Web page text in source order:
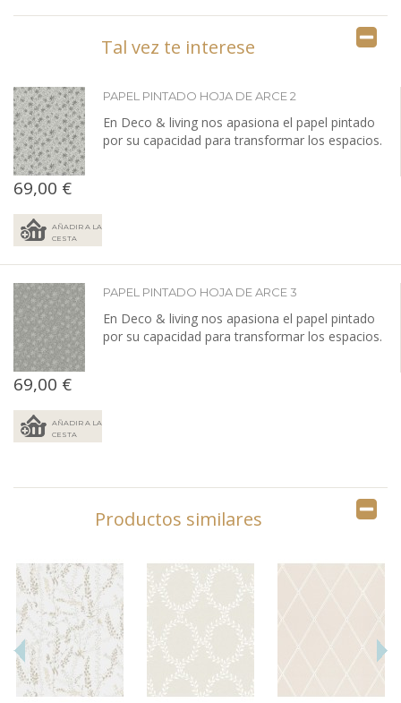
Tal vez te interese
PAPEL PINTADO HOJA DE ARCE 2
En Deco & living nos apasiona el papel pintado
por su capacidad para transformar los espacios.
69,00 €
AÑADIR A LA
CESTA
PAPEL PINTADO HOJA DE ARCE 3
En Deco & living nos apasiona el papel pintado
por su capacidad para transformar los espacios.
69,00 €
AÑADIR A LA
CESTA
Productos similares